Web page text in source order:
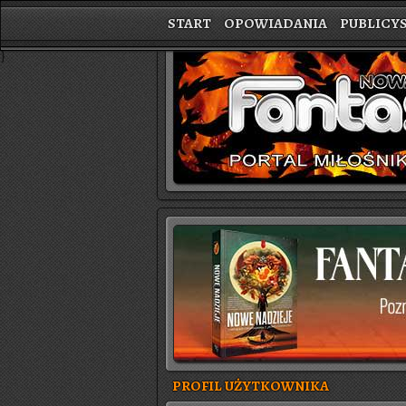
START OPOWIADANIA
}
PROFIL UŻYTKOWNIKA